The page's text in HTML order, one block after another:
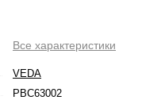
Все характеристики
VEDA
PBC63002